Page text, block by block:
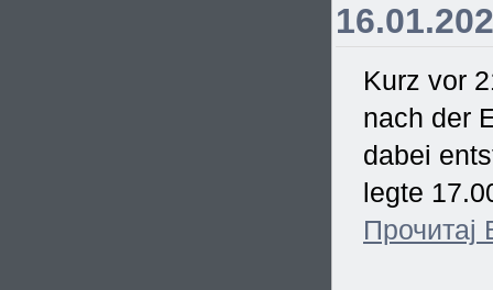
Kurz vor
nach der
dabei
legte